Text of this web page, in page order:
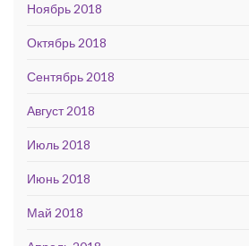
Ноябрь 2018
Октябрь 2018
Сентябрь 2018
Август 2018
Июль 2018
Июнь 2018
Май 2018